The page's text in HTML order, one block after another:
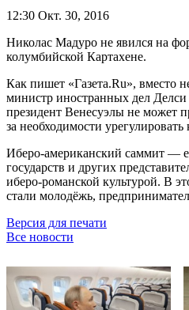
12:30 Окт. 30, 2016
Николас Мадуро не явился на
колумбийской Картахене.
Как пишет «Газета.Ru», вместо
министр иностранных дел
президент Венесуэлы не может
за необходимости
Иберо-американский саммит —
государств и других
иберо-романской культурой. В
стали молодёжь,
Версия для печати
Все новости